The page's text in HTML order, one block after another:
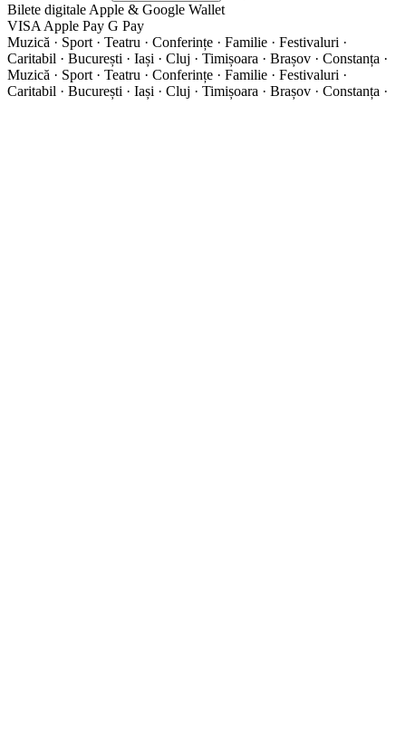
Bilete digitale Apple & Google Wallet
VISA Apple Pay G Pay
Muzică · Sport · Teatru · Conferințe · Familie · Festivaluri ·
Caritabil · București · Iași · Cluj · Timișoara · Brașov · Constanța ·
Muzică · Sport · Teatru · Conferințe · Familie · Festivaluri ·
Caritabil · București · Iași · Cluj · Timișoara · Brașov · Constanța ·